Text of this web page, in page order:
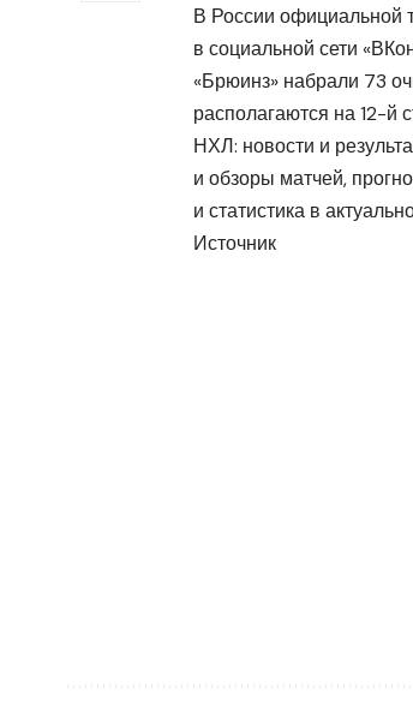
В России официальной
в социальной сети
«Брюинз» набрали 73
располагаются на 12-й
НХЛ: новости и
и обзоры матчей,
и статистика в
Источник